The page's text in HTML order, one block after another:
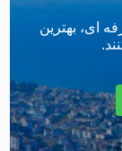
ای، بهترین